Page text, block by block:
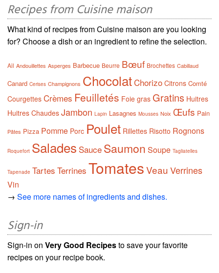
Recipes from Cuisine maison
What kind of recipes from Cuisine maison are you looking
for? Choose a dish or an ingredient to refine the selection.
Ail Andouillettes Asperges Barbecue Beurre Bœuf Brochettes Cabillaud
Canard Cerises Champignons ChocolatChorizo Citrons Comté
Courgettes Crèmes Feuilletés Foie gras Gratins Huitres
Huitres Chaudes Jambon Lapin Lasagnes Mousses Noix Œufs Pain
Pâtes Pizza Pomme Porc Poulet Rillettes Risotto Rognons
Roquefort Salades Sauce Saumon Soupe Tagliatelles
Tapenade Tartes Terrines TomatesVeauVerrines
Vin
→ See more names of ingredients and dishes.
Sign-in
Sign-in on Very Good Recipesto save your favorite
recipes on your recipe book.